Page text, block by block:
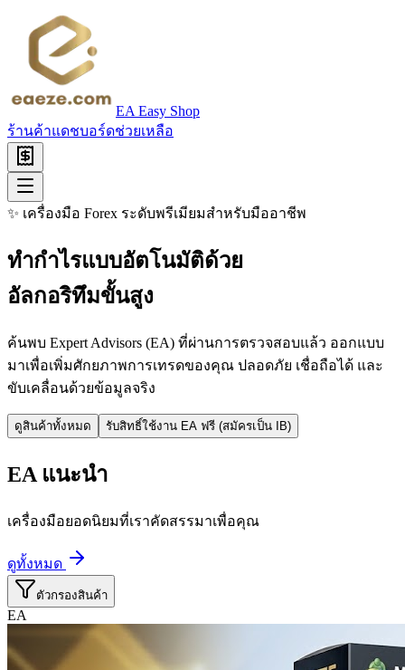
EA Easy Shop
ร้านค้าแดชบอร์ดช่วยเหลือ
✨ เครื่องมือ Forex ระดับพรีเมียมสำหรับมืออาชีพ
ทำกำไรแบบอัตโนมัติด้วย
อัลกอริทึมขั้นสูง
ค้นพบ Expert Advisors (EA) ที่ผ่านการตรวจสอบแล้ว ออกแบบ
มาเพื่อเพิ่มศักยภาพการเทรดของคุณ ปลอดภัย เชื่อถือได้ และ
ขับเคลื่อนด้วยข้อมูลจริง
ดูสินค้าทั้งหมด รับสิทธิ์ใช้งาน EA ฟรี (สมัครเป็น IB)
EA แนะนำ
เครื่องมือยอดนิยมที่เราคัดสรรมาเพื่อคุณ
ดูทั้งหมด
ตัวกรองสินค้า
EA